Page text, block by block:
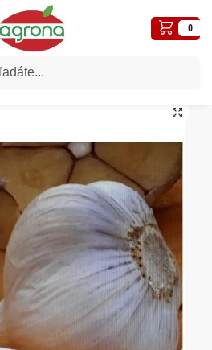
0
Ornak 500g, biely paličiak s certifikátom-fytopasom